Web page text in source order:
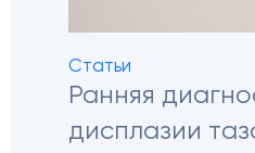
Статьи
Ранняя
дисплазии